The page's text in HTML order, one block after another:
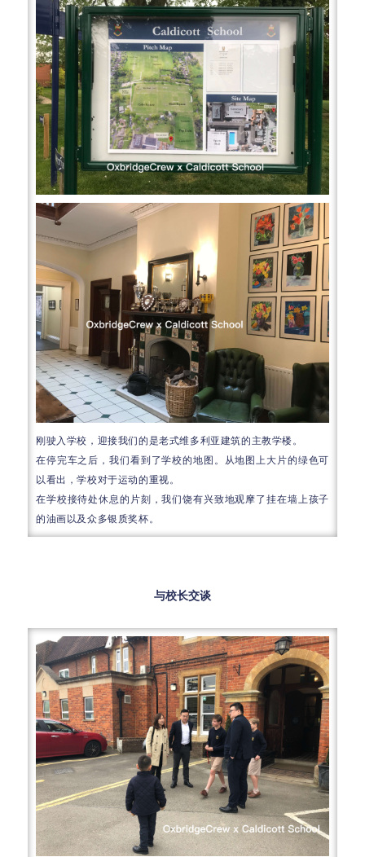
刚驶入学校，迎接我们的是老式维多利亚建筑的主教学楼。
在停完车之后，我们看到了学校的地图。从地图上大片的绿色可
以看出，学校对于运动的重视。
在学校接待处休息的片刻，我们饶有兴致地观摩了挂在墙上孩子
的油画以及众多银质奖杯。
与校长交谈